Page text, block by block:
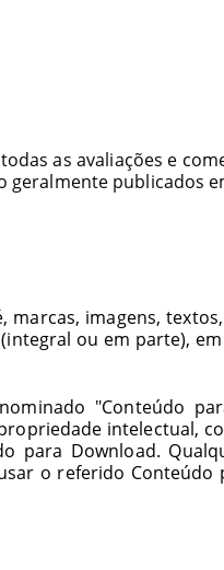
as avaliações e
publicados
imagens,
ou em parte),
"Conteúdo
intelectual,
para Download.
o referido Conteúdo